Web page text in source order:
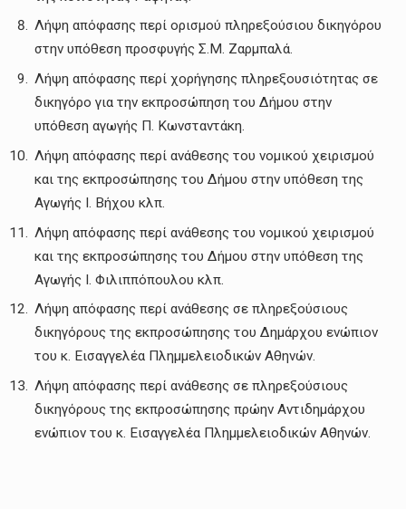
Λήψη απόφασης περί ορισμού πληρεξούσιου δικηγόρου
στην υπόθεση προσφυγής Σ.Μ. Ζαρμπαλά.
Λήψη απόφασης περί χορήγησης πληρεξουσιότητας σε
δικηγόρο για την εκπροσώπηση του Δήμου στην
υπόθεση αγωγής Π. Κωνσταντάκη.
Λήψη απόφασης περί ανάθεσης του νομικού χειρισμού
και της εκπροσώπησης του Δήμου στην υπόθεση της
Αγωγής Ι. Βήχου κλπ.
Λήψη απόφασης περί ανάθεσης του νομικού χειρισμού
και της εκπροσώπησης του Δήμου στην υπόθεση της
Αγωγής Ι. Φιλιππόπουλου κλπ.
Λήψη απόφασης περί ανάθεσης σε πληρεξούσιους
δικηγόρους της εκπροσώπησης του Δημάρχου ενώπιον
του κ. Εισαγγελέα Πλημμελειοδικών Αθηνών.
Λήψη απόφασης περί ανάθεσης σε πληρεξούσιους
δικηγόρους της εκπροσώπησης πρώην Αντιδημάρχου
ενώπιον του κ. Εισαγγελέα Πλημμελειοδικών Αθηνών.